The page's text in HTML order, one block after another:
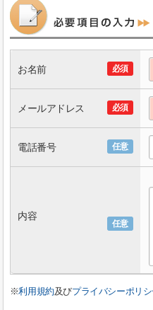
必須
お名前
必須
メールアドレス
任意
電話番号
任意
内容
※利用規約及びプライバシーポリシ